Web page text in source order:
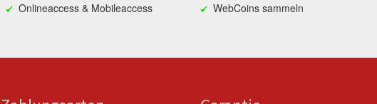
Onlineaccess & Mobileaccess
WebCoins sammeln